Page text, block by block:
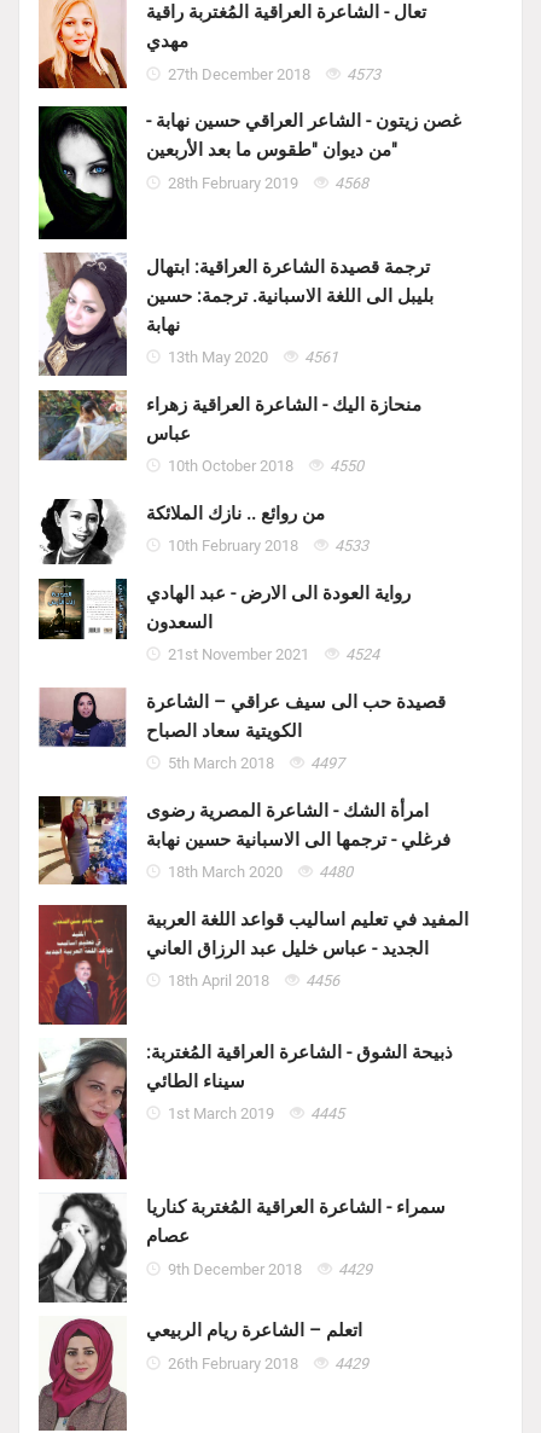
تعال - الشاعرة العراقية المُغتربة راقية
مهدي
27th December 2018 4573
غصن زيتون - الشاعر العراقي حسين نهابة -
من ديوان "طقوس ما بعد الأربعين"
28th February 2019 4568
ترجمة قصيدة الشاعرة العراقية: ابتهال
بليبل الى اللغة الاسبانية. ترجمة: حسين
نهابة
13th May 2020 4561
منحازة اليك - الشاعرة العراقية زهراء
عباس
10th October 2018 4550
من روائع .. نازك الملائكة
10th February 2018 4533
رواية العودة الى الارض - عبد الهادي
السعدون
21st November 2021 4524
قصيدة حب الى سيف عراقي – الشاعرة
الكويتية سعاد الصباح
5th March 2018 4497
امرأة الشك - الشاعرة المصرية رضوى
فرغلي - ترجمها الى الاسبانية حسين نهابة
18th March 2020 4480
المفيد في تعليم اساليب قواعد اللغة العربية
الجديد - عباس خليل عبد الرزاق العاني
18th April 2018 4456
ذبيحة الشوق - الشاعرة العراقية المُغتربة:
سيناء الطائي
1st March 2019 4445
سمراء - الشاعرة العراقية المُغتربة كناريا
عصام
9th December 2018 4429
اتعلم – الشاعرة ريام الربيعي
26th February 2018 4429